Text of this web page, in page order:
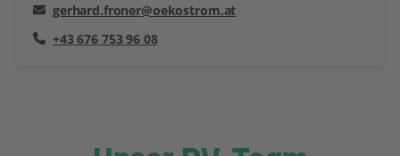
gerhard.froner@oekostrom.at
+43 676 753 96 08